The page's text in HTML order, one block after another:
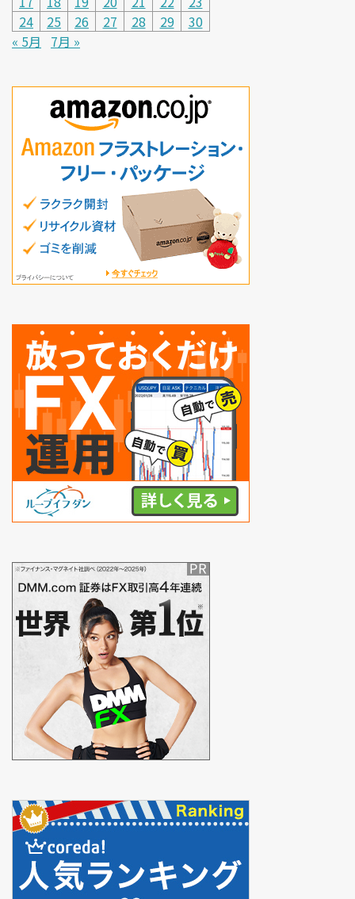
24
25 26 27 28 29
30
« 5月
7月 »